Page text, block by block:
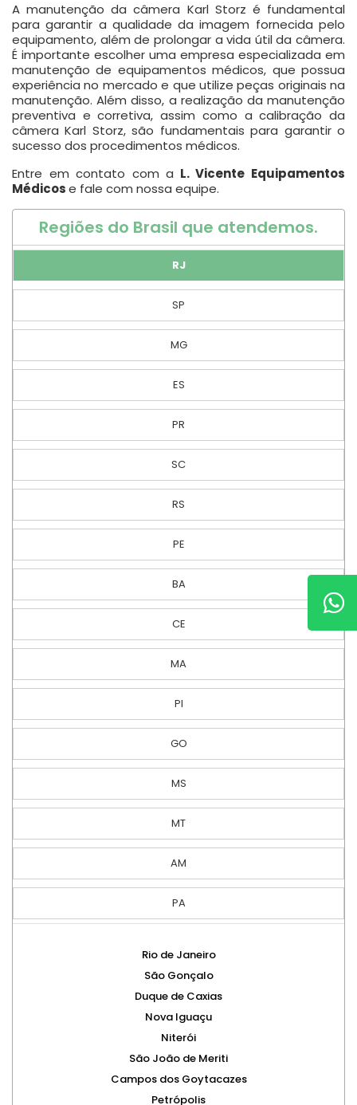
A manutenção da câmera Karl Storz é fundamental
para garantir a qualidade da imagem fornecida pelo
equipamento, além de prolongar a vida útil da câmera.
É importante escolher uma empresa especializada em
manutenção de equipamentos médicos, que possua
experiência no mercado e que utilize peças originais na
manutenção. Além disso, a realização da manutenção
preventiva e corretiva, assim como a calibração da
câmera Karl Storz, são fundamentais para garantir o
sucesso dos procedimentos médicos.
Entre em contato com a L. Vicente Equipamentos
Médicose fale com nossa equipe.
Regiões do Brasil que atendemos.
RJ
SP
MG
ES
PR
SC
RS
PE
BA
CE
MA
PI
GO
MS
MT
AM
PA
Rio de Janeiro
São Gonçalo
Duque de Caxias
Nova Iguaçu
Niterói
São João de Meriti
Campos dos Goytacazes
Petrópolis